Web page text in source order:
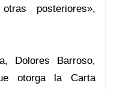
posteriores»,
Dolores Barroso,
otorga la Carta